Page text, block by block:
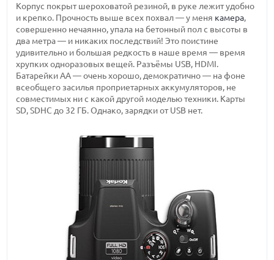
Корпус покрыт шероховатой резиной, в руке лежит удобно
и крепко. Прочность выше всех похвал — у меня камера,
совершенно нечаянно, упала на бетонный пол с высоты в
два метра — и никаких последствий! Это поистине
удивительно и большая редкость в наше время — время
хрупких одноразовых вещей. Разъёмы USB, HDMI.
Батарейки АА — очень хорошо, демократично — на фоне
всеобщего засилья проприетарных аккумуляторов, не
совместимых ни с какой другой моделью техники. Карты
SD, SDHC до 32 ГБ. Однако, зарядки от USB нет.